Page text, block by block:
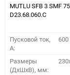
MUTLU SFB 3 SMF
D23.68.060.C
Пусковой ток,
A:
600
Размеры
(ДхШхВ), мм: